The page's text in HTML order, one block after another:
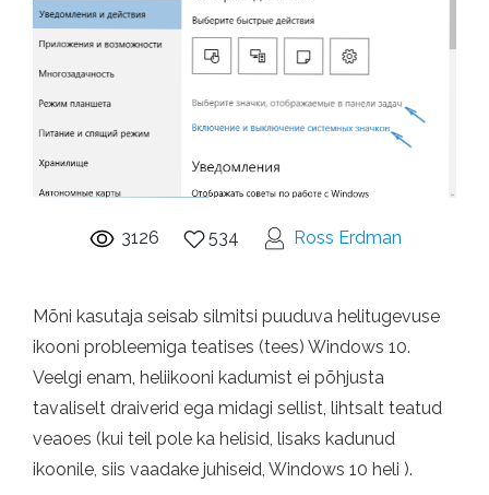
3126 534 Ross Erdman
Mõni kasutaja seisab silmitsi puuduva helitugevuse
ikooni probleemiga teatises (tees) Windows 10.
Veelgi enam, heliikooni kadumist ei põhjusta
tavaliselt draiverid ega midagi sellist, lihtsalt teatud
veaoes (kui teil pole ka helisid, lisaks kadunud
ikoonile, siis vaadake juhiseid, Windows 10 heli ).